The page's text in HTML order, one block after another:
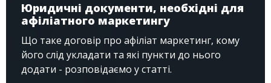
Юридичні документи, необхідні для
афіліатного маркетингу
Що таке договір про афіліат маркетинг, кому
його слід укладати та які пункти до нього
додати - розповідаємо у статті.